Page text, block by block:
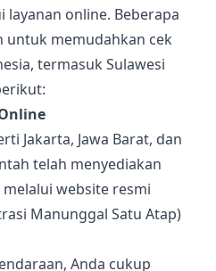
layanan online. Beberapa
untuk memudahkan cek
termasuk Sulawesi
Jakarta, Jawa Barat, dan
telah menyediakan
website resmi
Manunggal Satu Atap)
Anda cukup